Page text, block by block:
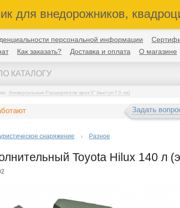
для внедорожников,
персональной информации
Как заказать? Доставка и оплата О магазине
Универсальные Расширители арок 3" (выступ 7,5 см)
Задать
снаряжение Разное
Toyota Hilux 140 л